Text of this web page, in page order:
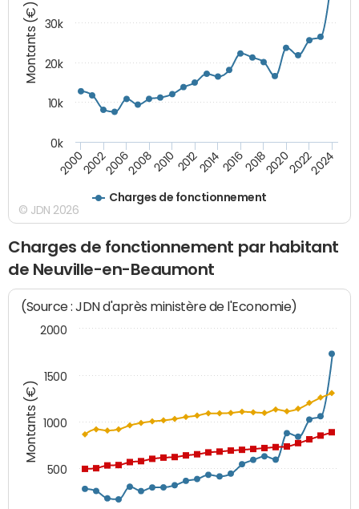
Montants (€)
Charges de fonctionnement
20002002200620082010 2012201420162018202020222024
0k
10k
20k
30k
© JDN 2026
Charges de fonctionnement par habitant
de Neuville-en-Beaumont
Montants (€)
(Source : JDN d'après ministère de l'Economie)
500
1000
1500
2000